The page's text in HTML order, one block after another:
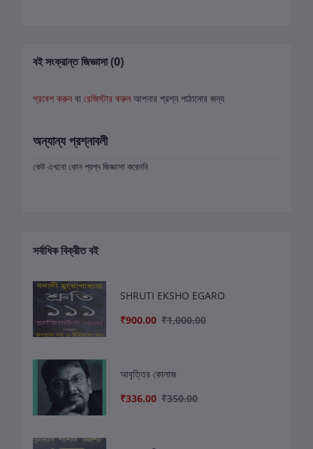
বই সংক্রান্ত জিজ্ঞাসা (0)
প্রবেশ করুন বা রেজিস্টার করুন আপনার প্রশ্ন পাঠানোর জন্য
অন্যান্য প্রশ্নাবলী
কেউ এখনো কোন প্রশ্ন জিজ্ঞাসা করেননি
সর্বাধিক বিক্রীত বই
SHRUTI EKSHO EGARO
₹900.00 ₹1,000.00
আবৃত্তির কোলাজ
₹336.00 ₹350.00